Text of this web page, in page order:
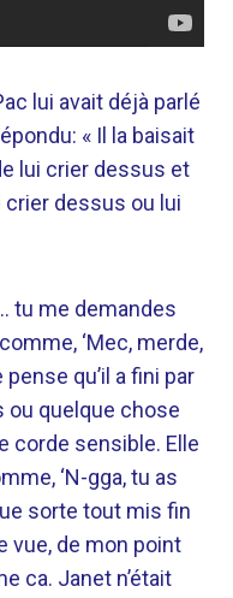
lui avait déjà parlé
« Il la baisait
lui crier dessus et
crier dessus ou lui
tu me demandes
‘Mec, merde,
qu’il a fini par
ou quelque chose
corde sensible. Elle
‘N-gga, tu as
sorte tout mis fin
vue, de mon point
ca. Janet n’était